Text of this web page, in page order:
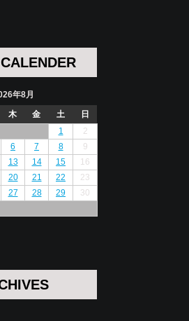
年8月
木 金 土
日
1
2
6 7 8
9
13 14 15
16
20 21 22
23
27 28 29
30